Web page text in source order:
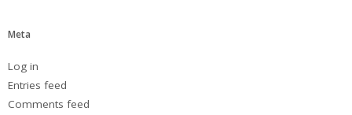
Meta
Log in
Entries feed
Comments feed